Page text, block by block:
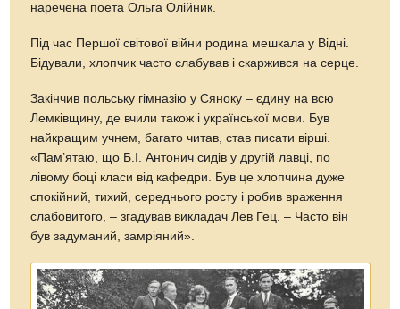
наречена поета Ольга Олійник.
Під час Першої світової війни родина мешкала у Відні.
Бідували, хлопчик часто слабував і скаржився на серце.
Закінчив польську гімназію у Сяноку – єдину на всю
Лемківщину, де вчили також і української мови. Був
найкращим учнем, багато читав, став писати вірші.
«Пам’ятаю, що Б.І. Антонич сидів у другій лавці, по
лівому боці класи від кафедри. Був це хлопчина дуже
спокійний, тихий, середнього росту і робив враження
слабовитого, – згадував викладач Лев Гец. – Часто він
був задуманий, замріяний».